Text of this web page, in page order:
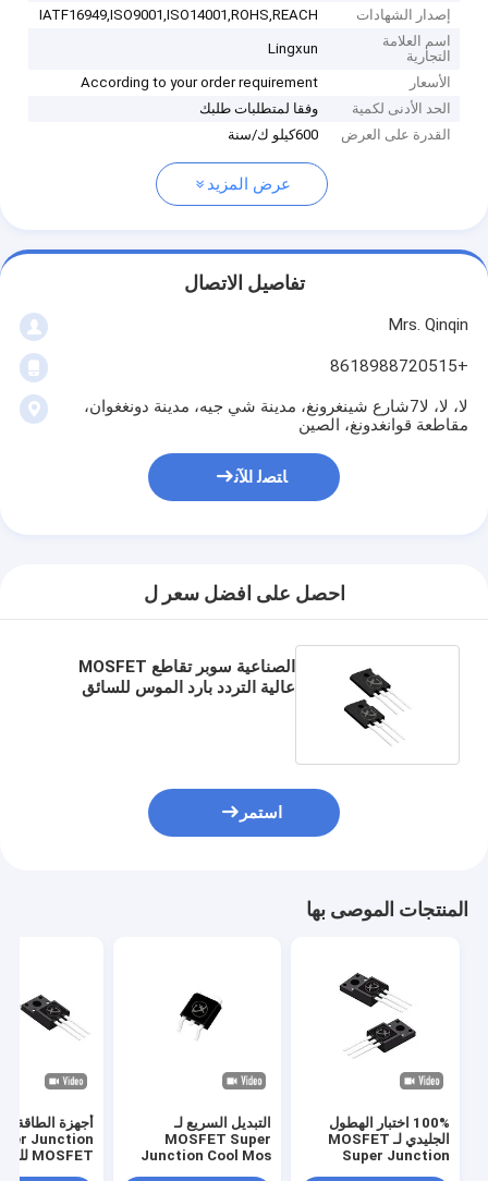
إصدار الشهادات
IATF16949,ISO9001,ISO14001,ROHS,REACH
اسم العلامة
التجارية
Lingxun
الأسعار
According to your order requirement
الحد الأدنى لكمية
وفقا لمتطلبات طلبك
القدرة على العرض
600كيلو ك/سنة
عرض المزيد
تفاصيل الاتصال
Mrs. Qinqin
+8618988720515
لا، لا، لا7شارع شينغرونغ، مدينة شي جيه، مدينة دونغغوان،
مقاطعة قوانغدونغ، الصين
ﺎﺘﺼﻟ ﺍﻶﻧ
احصل على افضل سعر ل
الصناعية سوبر تقاطع MOSFET
عالية التردد بارد الموس للسائق
استمر
المنتجات الموصى بها
100% اختبار الهطول
الجليدي لـ MOSFET
Super Junction
التبديل السريع لـ
MOSFET Super
Junction Cool Mos
أجهزة الطاقة
Junction
MOSFET للشاحن LED